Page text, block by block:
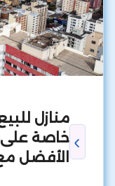
منازل
خاصة على
الأفضل